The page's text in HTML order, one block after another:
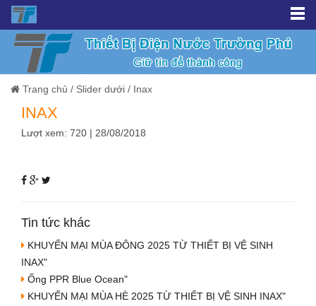
Trang chủ / Slider dưới / Inax
INAX
Lượt xem: 720 | 28/08/2018
Tin tức khác
KHUYẾN MẠI MÙA ĐÔNG 2025 TỪ THIẾT BỊ VỆ SINH
INAX"
Ống PPR Blue Ocean"
KHUYẾN MẠI MÙA HÈ 2025 TỪ THIẾT BỊ VỆ SINH INAX"